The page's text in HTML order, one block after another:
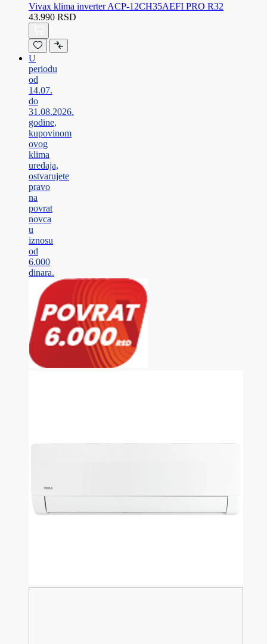
Vivax klima inverter ACP-12CH35AEFI PRO R32
43.990 RSD
U
periodu
od
14.07.
do
31.08.2026.
godine,
kupovinom
ovog
klima
uređaja,
ostvarujete
pravo
na
povrat
novca
u
iznosu
od
6.000
dinara.